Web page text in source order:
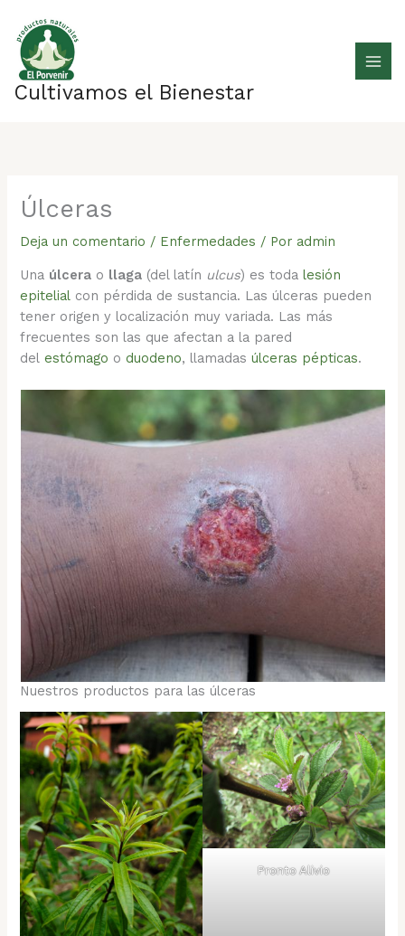
contenido
Cultivamos el Bienestar
Úlceras
Deja un comentario / Enfermedades / Por admin
Una úlcera o llaga (del latín ulcus) es todalesión
epitelial con pérdida de sustancia. Las úlceras pueden
tener origen y localización muy variada. Las más
frecuentes son las que afectan a la pared
delestómago oduodeno, llamadasúlceras pépticas.
Nuestros productos para las úlceras
Pronto Alivio